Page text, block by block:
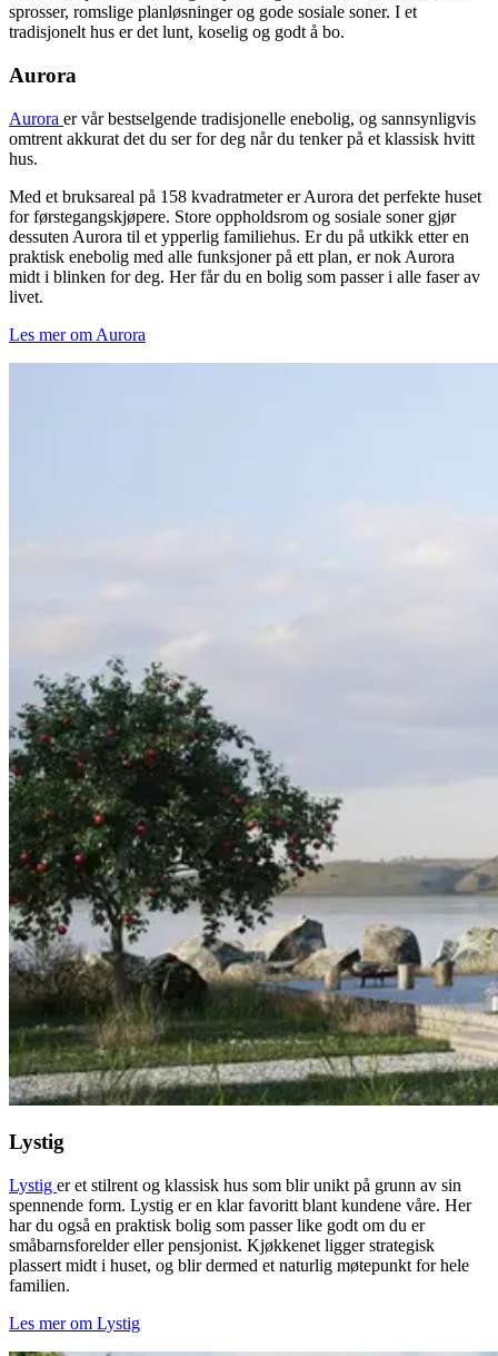
sprosser, romslige planløsninger og gode sosiale soner. I et
tradisjonelt hus er det lunt, koselig og godt å bo.
Aurora
Aurora er vår bestselgende tradisjonelle enebolig, og sannsynligvis
omtrent akkurat det du ser for deg når du tenker på et klassisk hvitt
hus.
Med et bruksareal på 158 kvadratmeter er Aurora det perfekte huset
for førstegangskjøpere. Store oppholdsrom og sosiale soner gjør
dessuten Aurora til et ypperlig familiehus. Er du på utkikk etter en
praktisk enebolig med alle funksjoner på ett plan, er nok Aurora
midt i blinken for deg. Her får du en bolig som passer i alle faser av
livet.
Les mer om Aurora
Lystig
Lystig er et stilrent og klassisk hus som blir unikt på grunn av sin
spennende form. Lystig er en klar favoritt blant kundene våre. Her
har du også en praktisk bolig som passer like godt om du er
småbarnsforelder eller pensjonist. Kjøkkenet ligger strategisk
plassert midt i huset, og blir dermed et naturlig møtepunkt for hele
familien.
Les mer om Lystig